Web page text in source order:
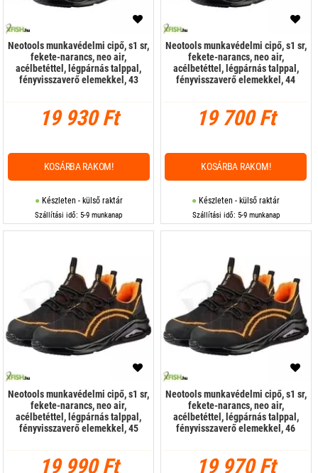
Neotools munkavédelmi cipő, s1 sr,
fekete-narancs, neo air,
acélbetéttel, légpárnás talppal,
fényvisszaverő elemekkel, 43
19 930 Ft
Készleten - külső raktár
Szállítási idő: 5-9 munkanap
KOSÁRBA RAKOM!
Neotools munkavédelmi cipő, s1 sr,
fekete-narancs, neo air,
acélbetéttel, légpárnás talppal,
fényvisszaverő elemekkel, 44
19 700 Ft
Készleten - külső raktár
Szállítási idő: 5-9 munkanap
KOSÁRBA RAKOM!
Neotools munkavédelmi cipő, s1 sr,
fekete-narancs, neo air,
acélbetéttel, légpárnás talppal,
fényvisszaverő elemekkel, 45
19 990 Ft
Neotools munkavédelmi cipő, s1 sr,
fekete-narancs, neo air,
acélbetéttel, légpárnás talppal,
fényvisszaverő elemekkel, 46
19 970 Ft